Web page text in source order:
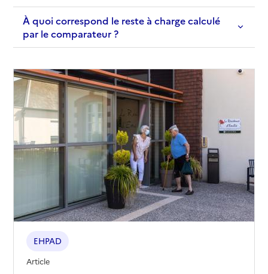
À quoi correspond le reste à charge calculé
par le comparateur ?
EHPAD
Article